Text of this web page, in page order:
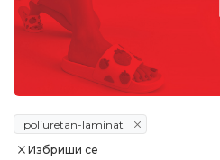
poliuretan-laminat
Избриши се